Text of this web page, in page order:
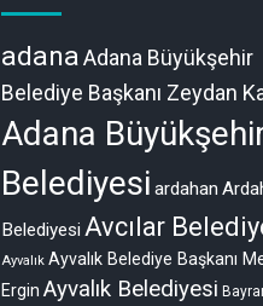
adanaAdana Büyükşehir
Belediye Başkanı Zeydan
Adana
Belediyesi ardahan
Belediyesi Avcılar
Ayvalık Ayvalık Belediye Başkanı
Ergin Ayvalık Belediyesi